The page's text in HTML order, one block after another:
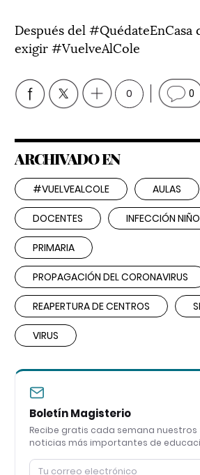
Después del #QuédateEnCasa
exigir #VuelveAlCole
0 0
ARCHIVADO EN
#VUELVEALCOLE AULAS
DOCENTES INFECCIÓN
PRIMARIA
PROPAGACIÓN DEL CORONAVIRUS
REAPERTURA DE CENTROS
VIRUS
Boletín Magisterio
Recibe gratis cada semana
noticias más importantes de